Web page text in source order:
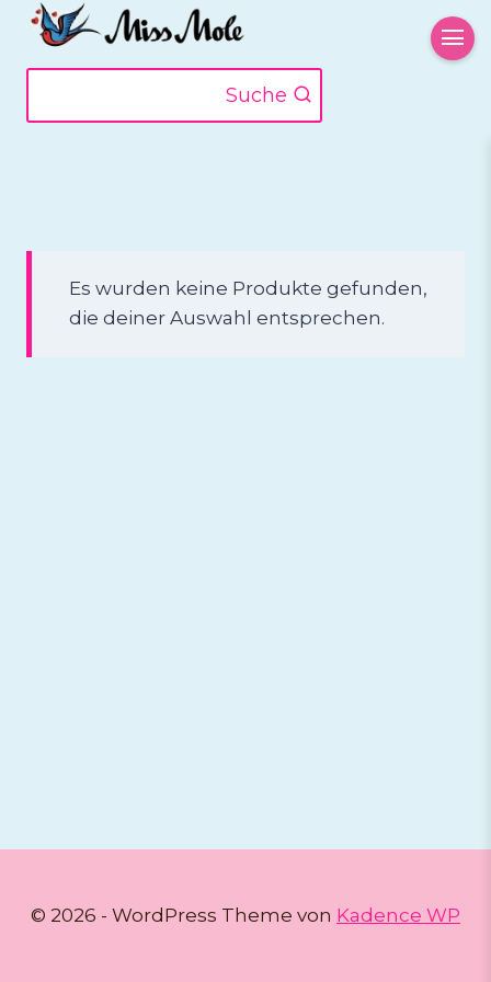
Zum
Inhalt
springen
Suche
Es wurden keine Produkte gefunden,
die deiner Auswahl entsprechen.
© 2026 - WordPress Theme von Kadence WP